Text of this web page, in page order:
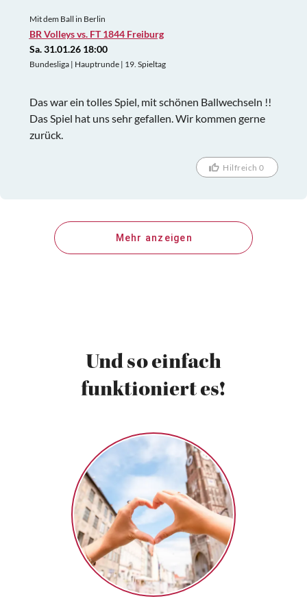
Mit dem Ball in Berlin
BR Volleys vs. FT 1844 Freiburg
Sa. 31.01.26 18:00
Bundesliga | Hauptrunde | 19. Spieltag
Das war ein tolles Spiel, mit schönen Ballwechseln !!
Das Spiel hat uns sehr gefallen. Wir kommen gerne
zurück.
Hilfreich 0
Mehr anzeigen
Und so einfach
funktioniert es!